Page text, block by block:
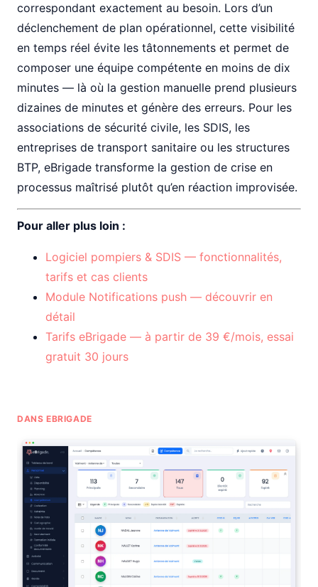
correspondant exactement au besoin. Lors d’un
déclenchement de plan opérationnel, cette visibilité
en temps réel évite les tâtonnements et permet de
composer une équipe compétente en moins de dix
minutes — là où la gestion manuelle prend plusieurs
dizaines de minutes et génère des erreurs. Pour les
associations de sécurité civile, les SDIS, les
entreprises de transport sanitaire ou les structures
BTP, eBrigade transforme la gestion de crise en
processus maîtrisé plutôt qu’en réaction improvisée.
Pour aller plus loin :
Logiciel pompiers & SDIS — fonctionnalités,
tarifs et cas clients
Module Notifications push — découvrir en
détail
Tarifs eBrigade — à partir de 39 €/mois, essai
gratuit 30 jours
DANS EBRIGADE